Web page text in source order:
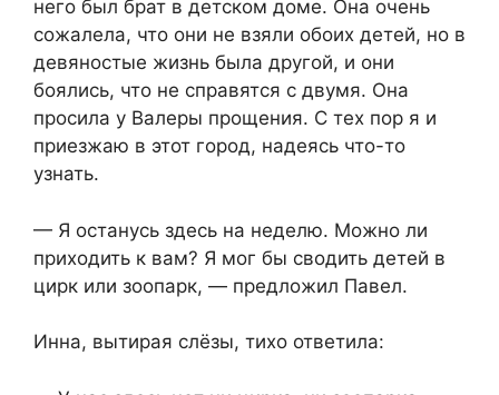
него был брат в детском доме. Она очень
сожалела, что они не взяли обоих детей, но в
девяностые жизнь была другой, и они
боялись, что не справятся с двумя. Она
просила у Валеры прощения. С тех пор я и
приезжаю в этот город, надеясь что-то
узнать.
— Я останусь здесь на неделю. Можно ли
приходить к вам? Я мог бы сводить детей в
цирк или зоопарк, — предложил Павел.
Инна, вытирая слёзы, тихо ответила: